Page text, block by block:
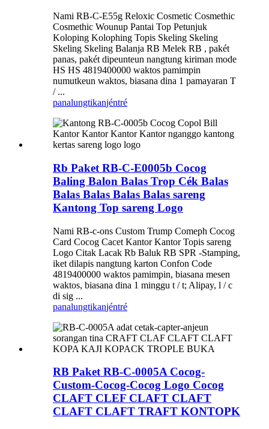
Nami RB-C-E55g Reloxic Cosmetic Cosmethic
Cosmethic Wounup Pantai Top Petunjuk
Koloping Kolophing Topis Skeling Skeling
Skeling Skeling Balanja RB Melek RB , pakét
panas, pakét dipeunteun nangtung kiriman mode
HS HS 4819400000 waktos pamimpin
numutkeun waktos, biasana dina 1 pamayaran T
/ ...
panalungtikanjéntré
Rb Paket RB-C-E0005b Cocog
Baling Balon Balas Trop Cék Balas
Balas Balas Balas Balas sareng
Kantong Top sareng Logo
Nami RB-c-ons Custom Trump Comeph Cocog
Card Cocog Cacet Kantor Kantor Topis sareng
Logo Citak Lacak Rb Baluk RB SPR -Stamping,
iket dilapis nangtung karton Confon Code
4819400000 waktos pamimpin, biasana mesen
waktos, biasana dina 1 minggu t / t; Alipay, l / c
di sig ...
panalungtikanjéntré
RB Paket RB-C-0005A Cocog-
Custom-Cocog-Cocog Logo Cocog
CLAFT CLEF CLAFT CLAFT
CLAFT CLAFT TRAFT KONTOPK